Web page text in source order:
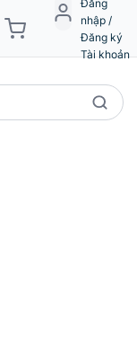
Đăng
nhập /
Đăng ký
Tài khoản